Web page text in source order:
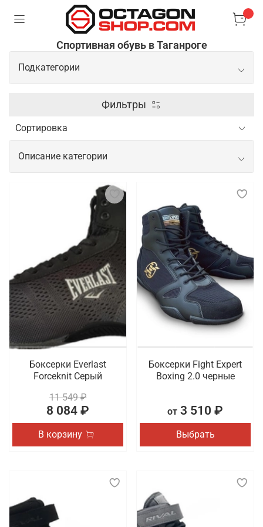
Спортивная обувь в Таганроге
Подкатегории
Борцовки
Сланцы/шлепки
Фильтры
Описание категории
Спортивная обувь для начинающих и
профессиональных спортсменов
Спортивная обувь для спортсменов важна для
обеспечения комфорта, поддержки и безопасности
во время тренировок и соревнований. Новичкам
особенно требуется пара с хорошей амортизацией
и стабильной подошвой, которая помогает
предотвратить травмы и обеспечивает
правильное распределение нагрузки на стопу.
Такая обувь должна быть удобной, легкой и
достаточно универсальной, чтобы подходить для
разных видов физической активности.
Что мы предлагаем на выбор
Обувь имеет такое же повышенное значение в
образе спортсмена, как и одежда. Для создания
комфортных условий во время тренировки или
соревнования важно выбрать для себя идеальную
Также в наличии сланцы и шлепки из коллекций
спортивных брендов.
Где заказать профессиональную
Боксерки Everlast
Forceknit Серый
11 549 ₽
8 084 ₽
В корзину
Боксерки Fight Expert
Boxing 2.0 черные
от 3 510 ₽
Выбрать